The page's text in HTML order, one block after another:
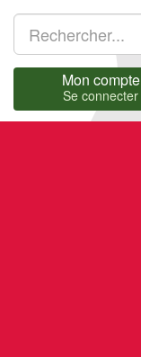
Mon compte
Se connecter